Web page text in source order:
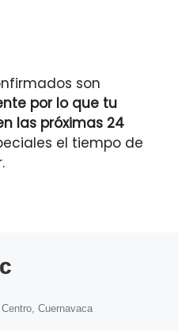
son
por lo que tu
las próximas 24
el tiempo de
Cuernavaca